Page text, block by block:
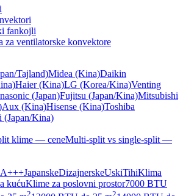
fankojli
za ventilatorske konvektore
Tajland)Midea (Kina)Daikin
Haier (Kina)LG (Korea/Kina)Venting
(Japan)Fujitsu (Japan/Kina)Mitsubishi
Aux (Kina)Hisense (Kina)Toshiba
(Japan/Kina)
klime — ceneMulti-split vs single-split —
JapanskeDizajnerskeUskiTihiKlima
kućuKlime za poslovni prostor7000 BTU
2 2